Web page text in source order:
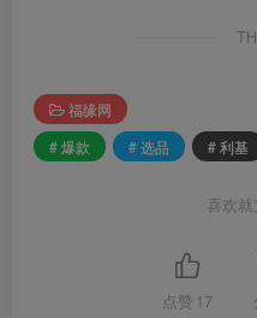
福缘网
# 爆款
# 选品 # 利基
喜欢
点赞 17